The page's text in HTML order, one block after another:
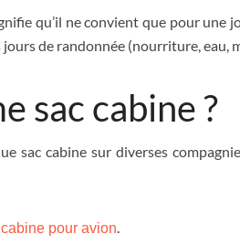
qu’il ne convient que pour une
de randonnée (nourriture, eau,
sac cabine ?
sac cabine sur diverses
pour avion.